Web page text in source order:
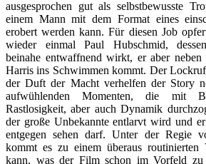
ausgesprochen gut als selbstbewusste
einem Mann mit dem Format eines
erobert werden kann. Für diesen Job
wieder einmal Paul Hubschmid,
beinahe entwaffnend wirkt, er aber
Harris ins Schwimmen kommt. Der
der Duft der Macht verhelfen der Story
aufwühlenden Momenten, die mit
Rastlosigkeit, aber auch Dynamik
der große Unbekannte entlarvt wird und
entgegen sehen darf. Unter der Regie
kommt es zu einem überaus routinierten
kann, was der Film schon im Vorfeld zu